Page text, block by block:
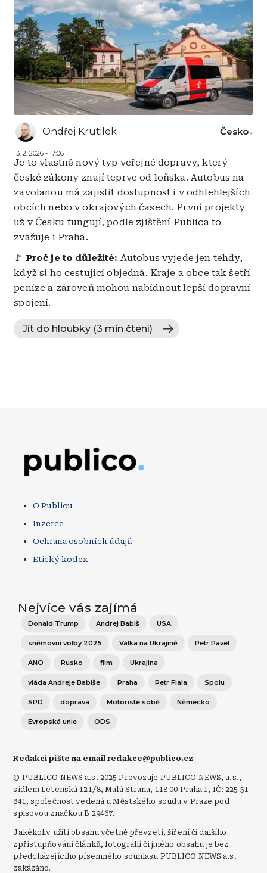
Ondřej Krutilek
13. 2. 2026 - 17:06
Česko
Je to vlastně nový typ veřejné dopravy, který
české zákony znají teprve od loňska. Autobus na
zavolanou má zajistit dostupnost i v odhlehlejších
obcích nebo v okrajových časech. První projekty
už v Česku fungují, podle zjištění Publica to
zvažuje i Praha.
🚩 Proč je to důležité: Autobus vyjede jen tehdy,
když si ho cestující objedná. Kraje a obce tak šetří
peníze a zároveň mohou nabídnout lepší dopravní
spojení.
Jít do hloubky (3 min čtení)
O Publicu
Inzerce
Ochrana osobních údajů
Etický kodex
Nejvíce vás zajímá
Donald Trump Andrej Babiš USA
sněmovní volby 2025 Válka na Ukrajině Petr Pavel
ANO Rusko film Ukrajina
vláda Andreje Babiše Praha Petr Fiala Spolu
SPD doprava Motoristé sobě Německo
Evropská unie ODS
Redakci pište na email redakce@publico.cz
© PUBLICO NEWS a.s. 2025 Provozuje PUBLICO NEWS, a.s.,
sídlem Letenská 121/8, Malá Strana, 118 00 Praha 1, IČ: 225 51
841, společnost vedená u Městského soudu v Praze pod
spisovou značkou B 29467.
Jakékoliv užití obsahu včetně převzetí, šíření či dalšího
zpřístupňování článků, fotografií či jiného obsahu je bez
předcházejícího písemného souhlasu PUBLICO NEWS a.s.
zakázáno.